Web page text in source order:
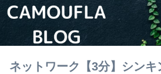
ネットワーク【3分】シン